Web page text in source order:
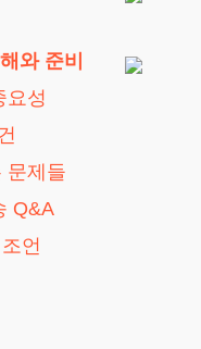
와 준비
요성
문제들
Q&A
언